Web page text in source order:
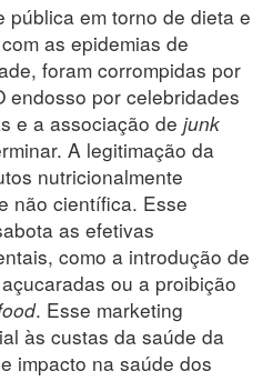
pública em torno de dieta e
as epidemias de
foram corrompidas por
endosso por celebridades
e a associação de junk
A legitimação da
nutricionalmente
não científica. Esse
as efetivas
como a introdução de
ou a proibição
. Esse marketing
às custas da saúde da
impacto na saúde dos